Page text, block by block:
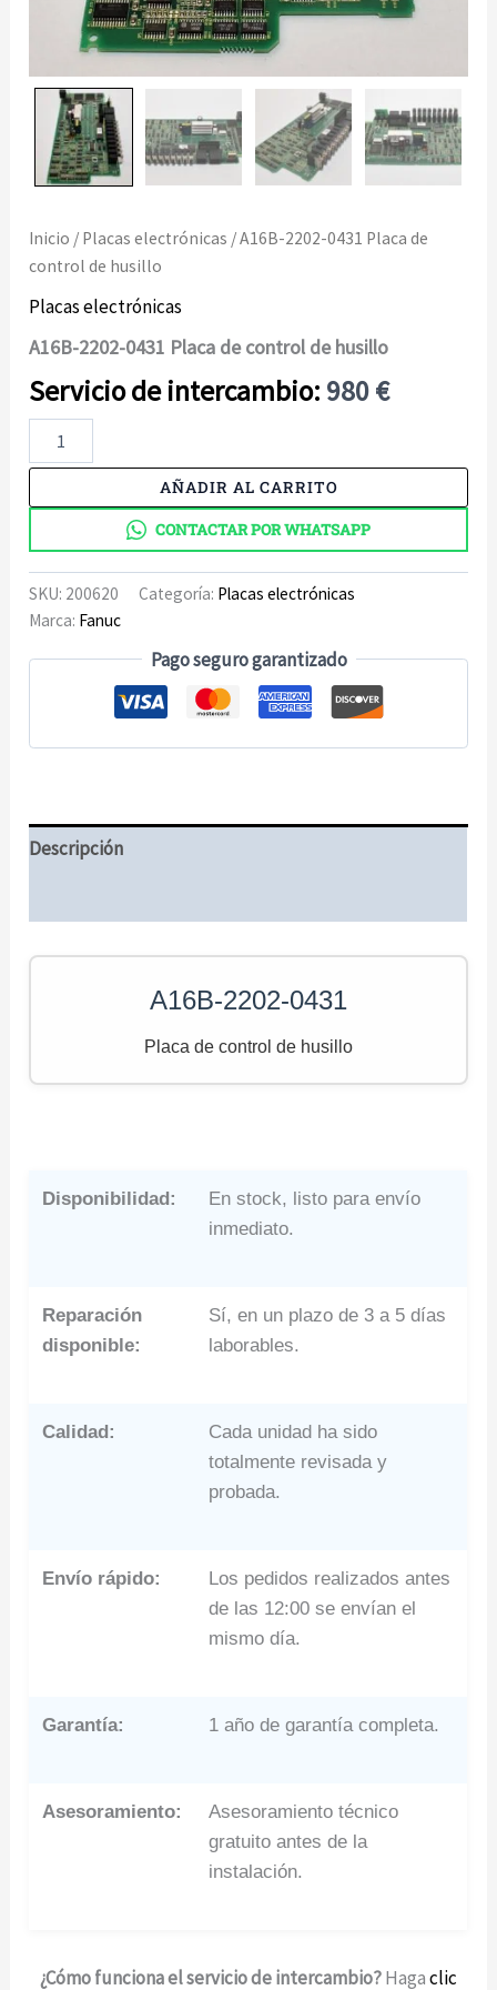
Inicio / Placas electrónicas / A16B-2202-0431 Placa de
control de husillo
Placas electrónicas
A16B-2202-0431 Placa de control de husillo
980€
2202-
0431
husillo
cantidad
AÑADIR AL CARRITO
CONTACTAR POR WHATSAPP
SKU: 200620 Categoría: Placas electrónicas
Marca: Fanuc
Pago seguro garantizado
Descripción
A16B-2202-0431
Placa de control de husillo
Disponibilidad:
En stock, listo para envío
inmediato.
Reparación
disponible:
Sí, en un plazo de 3 a 5 días
laborables.
Calidad:
Cada unidad ha sido
totalmente revisada y
probada.
Envío rápido:
Los pedidos realizados antes
de las 12:00 se envían el
mismo día.
Garantía: 1 año de garantía completa.
Asesoramiento:
Asesoramiento técnico
gratuito antes de la
instalación.
¿Cómo funciona el servicio de intercambio?Hagaclic